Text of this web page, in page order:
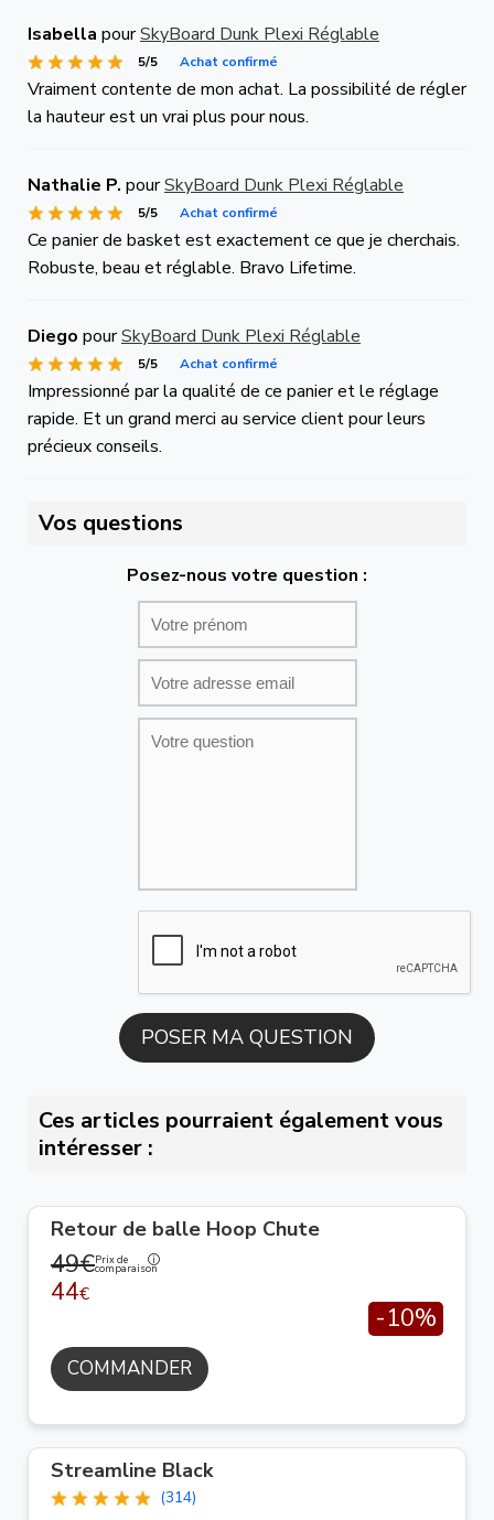
Isabella pourSkyBoard Dunk Plexi Réglable
5/5 Achat confirmé
Vraiment contente de mon achat. La possibilité de régler
la hauteur est un vrai plus pour nous.
Nathalie P. pourSkyBoard Dunk Plexi Réglable
5/5 Achat confirmé
Ce panier de basket est exactement ce que je cherchais.
Robuste, beau et réglable. Bravo Lifetime.
Diego pourSkyBoard Dunk Plexi Réglable
5/5 Achat confirmé
Impressionné par la qualité de ce panier et le réglage
rapide. Et un grand merci au service client pour leurs
précieux conseils.
Vos questions
Posez-nous votre question :
Ces articles pourraient également vous
intéresser :
Retour de balle Hoop Chute
49€Prix de
comparaison
44€
-10%
COMMANDER
Streamline Black
(314)